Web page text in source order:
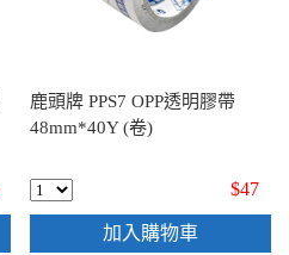
鹿頭牌 PPS7 OPP透明膠帶
48mm*40Y (卷)
$47
加入購物車